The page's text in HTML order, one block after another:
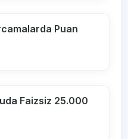
Puan
Faizsiz 25.000